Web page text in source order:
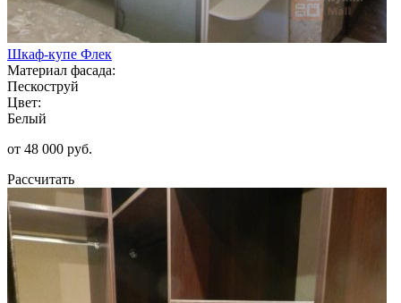
Шкаф-купе Флек
Материал фасада:
Пескоструй
Цвет:
Белый
от 48 000 руб.
Рассчитать